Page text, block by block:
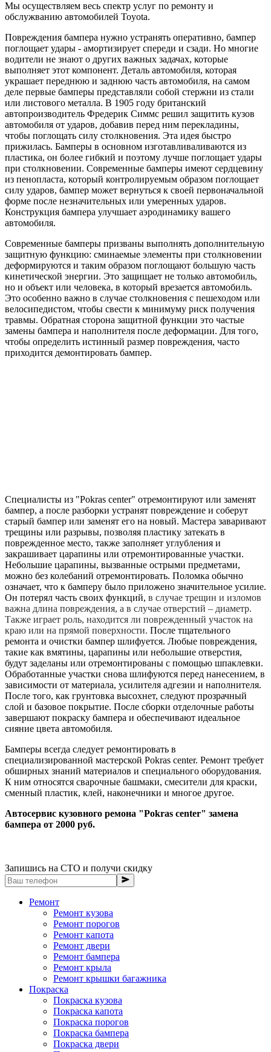
Мы осуществляем весь спектр услуг по ремонту и
обслужванию автомобилей Toyota.
Повреждения бампера нужно устранять оперативно, бампер
поглощает удары - амортизирует спереди и сзади. Но многие
водители не знают о других важных задачах, которые
выполняет этот компонент. Деталь автомобиля, которая
украшает переднюю и заднюю часть автомобиля, на самом
деле первые бамперы представляли собой стержни из стали
или листового металла. В 1905 году британский
автопроизводитель Фредерик Симмс решил защитить кузов
автомобиля от ударов, добавив перед ним перекладины,
чтобы поглощать силу столкновения. Эта идея быстро
прижилась. Бамперы в основном изготавливаливаются из
пластика, он более гибкий и поэтому лучше поглощает удары
при столкновении. Современные бамперы имеют сердцевину
из пенопласта, который контролируемым образом поглощает
силу ударов, бампер может вернуться к своей первоначальной
форме после незначительных или умеренных ударов.
Конструкция бампера улучшает аэродинамику вашего
автомобиля.
Современные бамперы призваны выполнять дополнительную
защитную функцию: сминаемые элементы при столкновении
деформируются и таким образом поглощают большую часть
кинетической энергии. Это защищает не только автомобиль,
но и объект или человека, в который врезается автомобиль.
Это особенно важно в случае столкновения с пешеходом или
велосипедистом, чтобы свести к минимуму риск получения
травмы. Обратная сторона защитной функции это частые
замены бампера и наполнителя после деформации. Для того,
чтобы определить истинный размер повреждения, часто
приходится демонтировать бампер.
Специалисты из "Pokras center" отремонтируют или заменят
бампер, а после разборки устранят повреждение и соберут
старый бампер или заменят его на новый. Мастера заваривают
трещины или разрывы, позволяя пластику затекать в
поврежденное место, также заполняет углубления и
закрашивает царапины или отремонтированные участки.
Небольшие царапины, вызванные острыми предметами,
можно без колебаний отремонтировать. Поломка обычно
означает, что к бамперу было приложено значительное усилие.
Он потерял часть своих функций, в случае трещин и изломов
важна длина повреждения, а в случае отверстий – диаметр.
Также играет роль, находится ли поврежденный участок на
краю или на прямой поверхности. После тщательного
ремонта и очистки бампер шлифуется. Любые повреждения,
такие как вмятины, царапины или небольшие отверстия,
будут заделаны или отремонтированы с помощью шпаклевки.
Обработанные участки снова шлифуются перед нанесением, в
зависимости от материала, усилителя адгезии и наполнителя.
После того, как грунтовка высохнет, следуют прозрачный
слой и базовое покрытие. После сборки отделочные работы
завершают покраску бампера и обеспечивают идеальное
сияние цвета автомобиля.
Бамперы всегда следует ремонтировать в
специализированной мастерской Pokras center. Ремонт требует
обширных знаний материалов и специального оборудования.
К ним относятся сварочные башмаки, смесители для краски,
сменный пластик, клей, наконечники и многое другое.
Автосервис кузовного ремона "Pokras center" замена
бампера от 2000 руб.
Запишись на СТО и получи скидку
Ремонт
Ремонт кузова
Ремонт порогов
Ремонт капота
Ремонт двери
Ремонт бампера
Ремонт крыла
Ремонт крышки багажника
Покраска
Покраска кузова
Покраска капота
Покраска порогов
Покраска бампера
Покраска двери